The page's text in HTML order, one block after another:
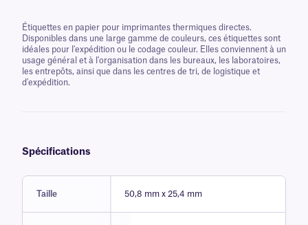
Étiquettes en papier pour imprimantes thermiques directes.
Disponibles dans une large gamme de couleurs, ces étiquettes sont
idéales pour l'expédition ou le codage couleur. Elles conviennent à un
usage général et à l'organisation dans les bureaux, les laboratoires,
les entrepôts, ainsi que dans les centres de tri, de logistique et
d'expédition.
Spécifications
Taille 50,8 mm x 25,4 mm